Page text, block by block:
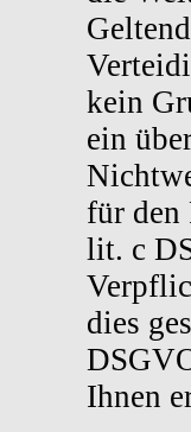
kein
ein
für den
lit. c
dies
Ihnen